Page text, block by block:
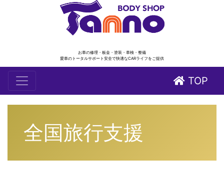
お車の修理・板金・塗装・車検・整備
愛車のトータルサポート安全で快適なCARライフをご提供
TOP
全国旅行支援